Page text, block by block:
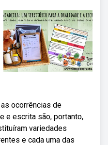
ocorrências de
e escrita são, portanto,
variedades
e cada uma das